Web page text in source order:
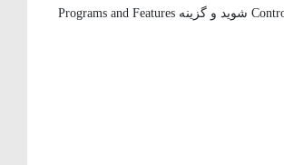
.1وارد Control Panel شوید و گزینه Programs and Features